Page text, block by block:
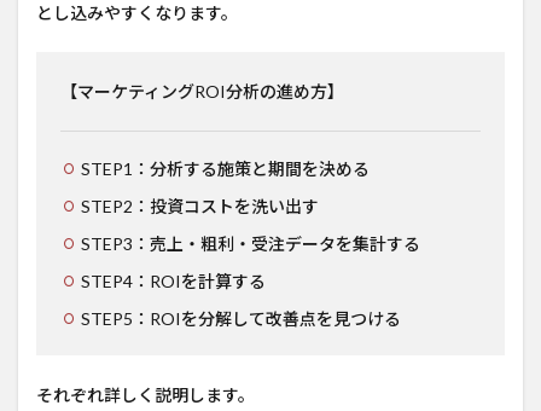
とし込みやすくなります。
【マーケティングROI分析の進め方】
STEP1：分析する施策と期間を決める
STEP2：投資コストを洗い出す
STEP3：売上・粗利・受注データを集計する
STEP4：ROIを計算する
STEP5：ROIを分解して改善点を見つける
それぞれ詳しく説明します。